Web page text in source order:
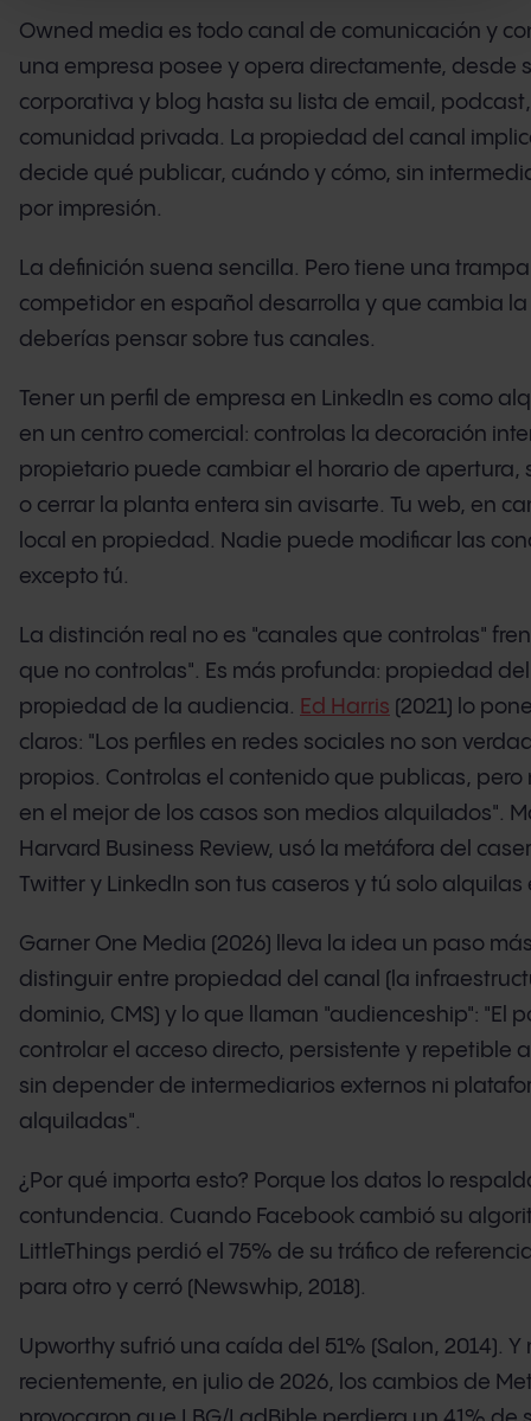
Owned media es todo canal de comunicación y
una empresa posee y opera directamente, desde
corporativa y blog hasta su lista de email,
comunidad privada. La propiedad del canal
decide qué publicar, cuándo y cómo, sin
por impresión.
La definición suena sencilla. Pero tiene una
competidor en español desarrolla y que cambia
deberías pensar sobre tus canales.
Tener un perfil de empresa en LinkedIn es como
en un centro comercial: controlas la decoración
propietario puede cambiar el horario de apertura,
o cerrar la planta entera sin avisarte. Tu web, en
local en propiedad. Nadie puede modificar las
excepto tú.
La distinción real no es "canales que controlas"
que no controlas". Es más profunda: propiedad
propiedad de la audiencia. Ed Harris (2021) lo
claros: "Los perfiles en redes sociales no son
propios. Controlas el contenido que publicas, pero
en el mejor de los casos son medios alquilados".
Harvard Business Review, usó la metáfora del
Twitter y LinkedIn son tus caseros y tú solo alquilas
Garner One Media (2026) lleva la idea un paso
distinguir entre propiedad del canal (la
dominio, CMS) y lo que llaman "audienceship": "El
controlar el acceso directo, persistente y repetible
sin depender de intermediarios externos ni
alquiladas".
¿Por qué importa esto? Porque los datos lo
contundencia. Cuando Facebook cambió su
LittleThings perdió el 75% de su tráfico de
para otro y cerró (Newswhip, 2018).
Upworthy sufrió una caída del 51% (Salon, 2014). Y
recientemente, en julio de 2026, los cambios de